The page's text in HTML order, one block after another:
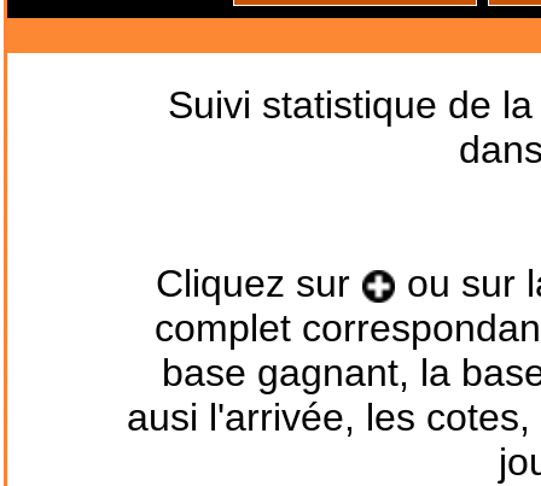
Suivi statistique de
Cliquez sur
ou sur
complet
base gagnant, la
ausi l'arrivée, les